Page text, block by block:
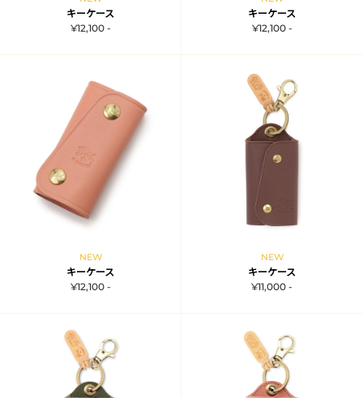
キーケース
¥12,100 -
キーケース
¥12,100 -
NEW
キーケース
¥12,100 -
NEW
キーケース
¥11,000 -